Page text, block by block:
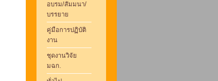
อบรม/สัมมนา/
บรรยาย
คู่มือการปฏิบัติ
งาน
ชุดงานวิจัย
มฉก.